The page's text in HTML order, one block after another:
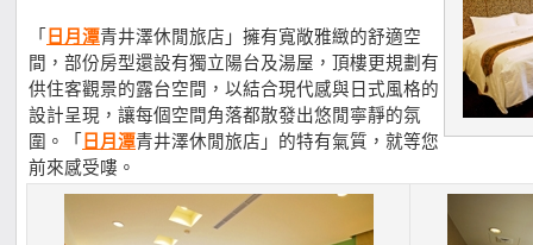
「 日月潭青井澤休閒旅店」擁有寬敞雅緻的舒適空
間，部份房型還設有獨立陽台及湯屋，頂樓更規劃有
供住客觀景的露台空間，以結合現代感與日式風格的
設計呈現，讓每個空間角落都散發出悠閒寧靜的氛
圍。「 日月潭青井澤休閒旅店」的特有氣質，就等您
前來感受嘍。